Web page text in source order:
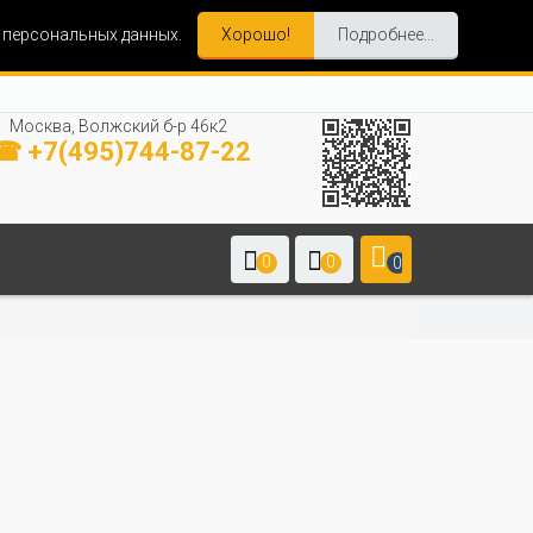
данных. Хорошо! Подробнее...
Москва, Волжский б-р 46к2
+7(495)744-87-22
0 0 0